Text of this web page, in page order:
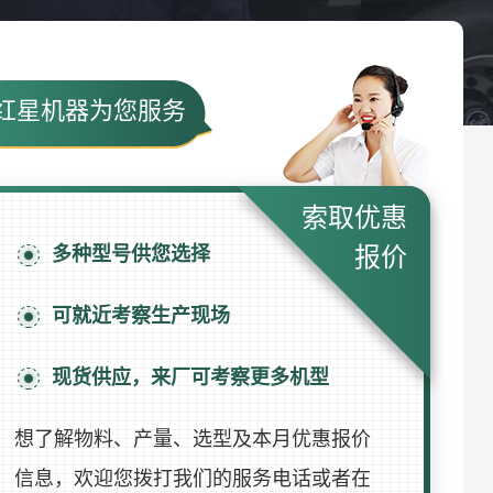
多种型号供您选择
可就近考察生产现场
现货供应，来厂可考察更多机型
想了解物料、产量、选型及本月优惠报价
信息，欢迎您拨打我们的服务电话或者在
星机器为您服务
索取优惠
报价